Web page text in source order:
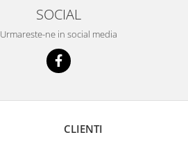
SOCIAL
Urmareste-ne in social media
CLIENTI